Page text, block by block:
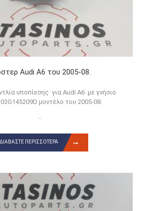
Audi A6 του 2005-08.
υποπίεσης για Audi A6 με γνήσιο
μοντέλο του 2005-08.
...
ΔΙΑΒΆΣΤΕ ΠΕΡΙΣΣΌΤΕΡΑ